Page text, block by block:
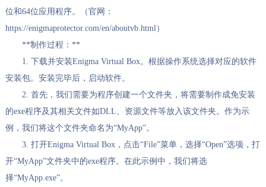
位和64位应用程序。（官网：
https://enigmaprotector.com/en/aboutvb.html）
**制作过程：**
1. 下载并安装Enigma Virtual Box。根据操作系统选择对应的软件
安装包。安装完毕后，启动软件。
2. 首先，我们需要为程序创建一个文件夹，将需要制作成免安装
的exe程序及其相关文件如DLL、资源文件等放入该文件夹。作为示
例，我们将这个文件夹命名为“MyApp”。
3. 打开Enigma Virtual Box，点击“File”菜单，选择“Open”选项，打
开“MyApp”文件夹中的exe程序。在此示例中，我们将选
择“MyApp.exe”。